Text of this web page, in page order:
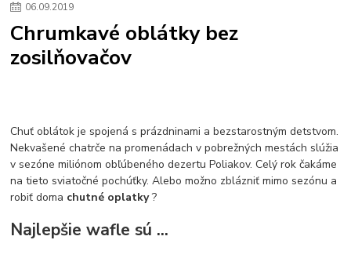
kuchynské drezy sety
kúpelňové batérie
vodovodné batérie do kúpelne kuchynske
bidetové batérie
vaňové batérie
Zápustné umývadlá
sprchový záves
vodovodná batéria
čierna kúpelňová batéria
vaňa retro
voľne stojaca vaňa
retro kúpeľne
Nákup tovaru pre firmy bez DPH
Bez DPH
Ako znížiť náklady
Ako znížiť náklady na firmu
szco nakup bez dph
szco nakup bez dph nakupovanie na firmu bez dph
06.09.2019
Chrumkavé oblátky bez
zosilňovačov
Chuť oblátok je spojená s prázdninami a bezstarostným detstvom.
Nekvašené chatrče na promenádach v pobrežných mestách slúžia
v sezóne miliónom obľúbeného dezertu Poliakov. Celý rok čakáme
na tieto sviatočné pochúťky. Alebo možno zblázniť mimo sezónu a
robiť doma chutné oplatky?
Najlepšie wafle sú ...